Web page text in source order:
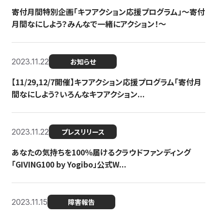
寄付月間特別企画「キフアクション応援プログラム」〜寄付
月間なにしよう？みんなで一緒にアクション！〜
2023.11.22 お知らせ
【11/29,12/7開催】キフアクション応援プログラム「寄付月
間なにしよう？いろんなキフアクション...
2023.11.22 プレスリリース
あなたの気持ちを100％届けるクラウドファンディング
「GIVING100 by Yogibo」公式W...
2023.11.15 障害報告